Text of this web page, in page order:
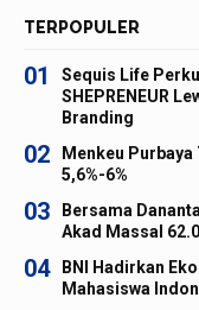
TERPOPULER
01
Sequis Life
SHEPRENEUR
Branding
02
Menkeu
5,6%-6%
03
Bersama
Akad Massal
04
BNI Hadirkan
Mahasiswa